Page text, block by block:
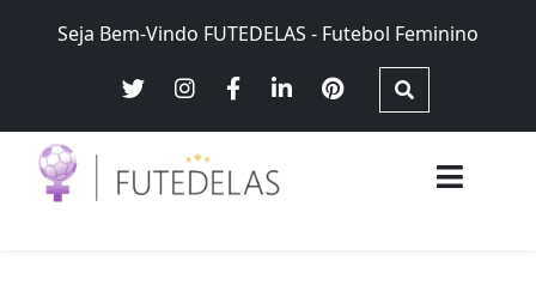
Seja Bem-Vindo FUTEDELAS - Futebol Feminino
Futedelas – Futebol Feminino
Futebol Feminino no Brasil – Brasileirão Futebol Feminino,
Seleção Brasileira Feminina, equidade e justiça de gênero